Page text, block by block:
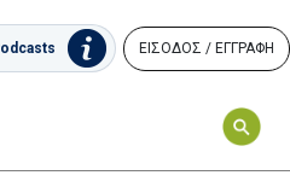
ΕΙΣΟΔΟΣ / ΕΓΓΡΑΦΗ